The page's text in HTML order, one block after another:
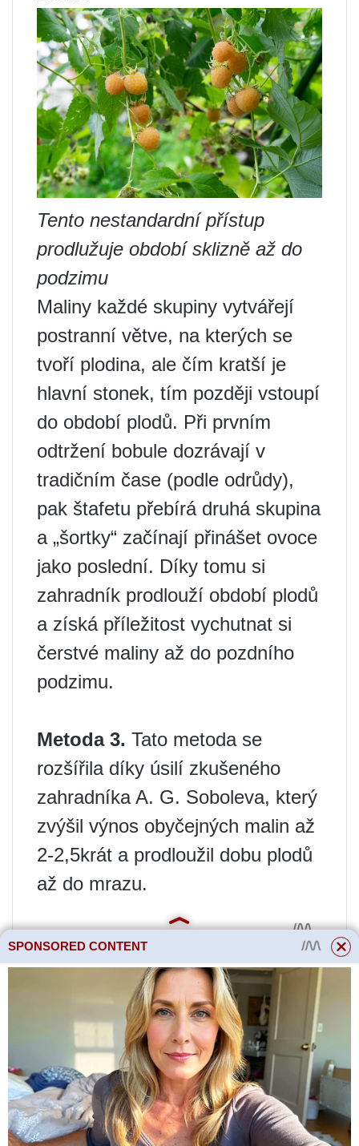
Tento nestandardní přístup
prodlužuje období sklizně až do
podzimu
Maliny každé skupiny vytvářejí
postranní větve, na kterých se
tvoří plodina, ale čím kratší je
hlavní stonek, tím později vstoupí
do období plodů. Při prvním
odtržení bobule dozrávají v
tradičním čase (podle odrůdy),
pak štafetu přebírá druhá skupina
a „šortky“ začínají přinášet ovoce
jako poslední. Díky tomu si
zahradník prodlouží období plodů
a získá příležitost vychutnat si
čerstvé maliny až do pozdního
podzimu.
Metoda 3. Tato metoda se
rozšířila díky úsilí zkušeného
zahradníka A. G. Soboleva, který
zvýšil výnos obyčejných malin až
2-2,5krát a prodloužil dobu plodů
až do mrazu.
SPONSORED CONTENT